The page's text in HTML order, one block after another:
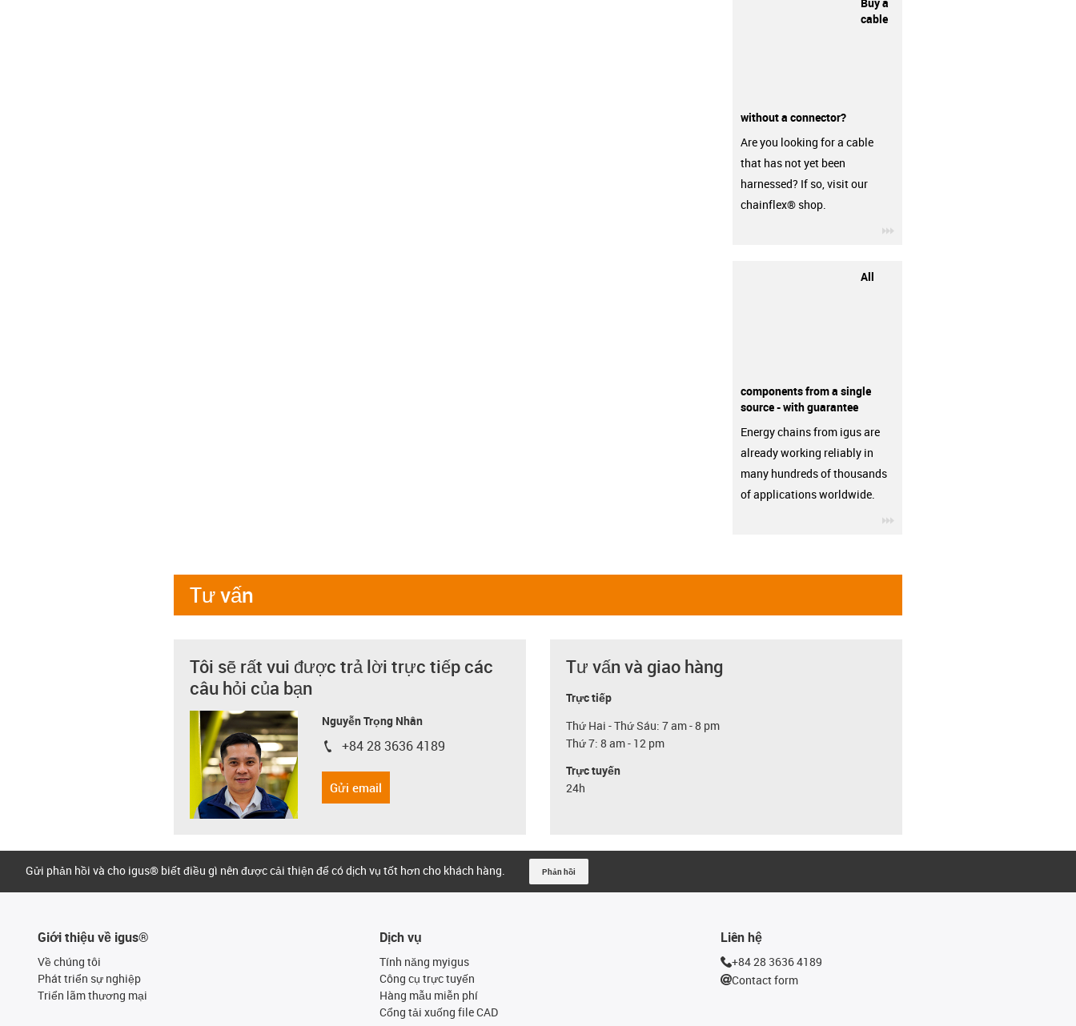
cable
without a connector?
Are you looking for a cable
that has not yet been
harnessed? If so, visit our
chainflex® shop.
All
components from a single
source - with guarantee
Energy chains from igus are
already working reliably in
many hundreds of thousands
of applications worldwide.
Tư vấn
Tôi sẽ rất vui được trả lời trực tiếp các
câu hỏi của bạn
Nguyễn Trọng Nhân
igus-icon-phone
+84 28 3636 4189
Gửi email
Tư vấn và giao hàng
Trực tiếp
Thứ Hai - Thứ Sáu: 7 am - 8 pm
Thứ 7: 8 am - 12 pm
Trực tuyến
24h
Gửi phản hồi và cho igus® biết điều gì nên được cải thiện để có dịch vụ tốt hơn cho khách hàng. Phản hồi
Giới thiệu về igus®
Về chúng tôi
Phát triển sự nghiệp
Triển lãm thương mại
Dịch vụ
Tính năng myigus
Công cụ trực tuyến
Hàng mẫu miễn phí
Cổng tải xuống file CAD
Liên hệ
+84 28 3636 4189
Contact form